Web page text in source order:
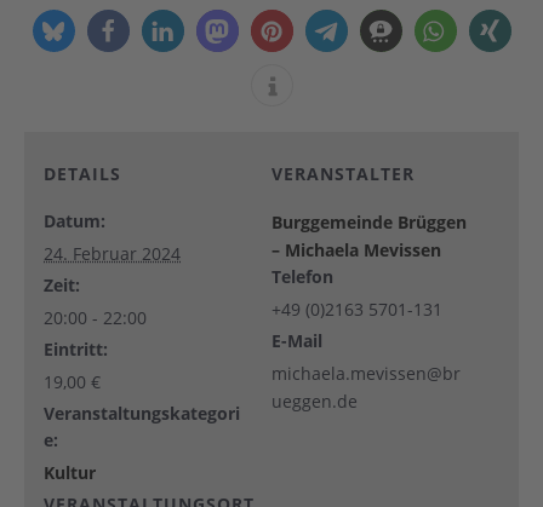
DETAILS
Datum:
24. Februar 2024
Zeit:
20:00 - 22:00
Eintritt:
19,00 €
Veranstaltungskategori
e:
Kultur
VERANSTALTER
Burggemeinde Brüggen
– Michaela Mevissen
Telefon
+49 (0)2163 5701-131
E-Mail
michaela.mevissen@br
ueggen.de